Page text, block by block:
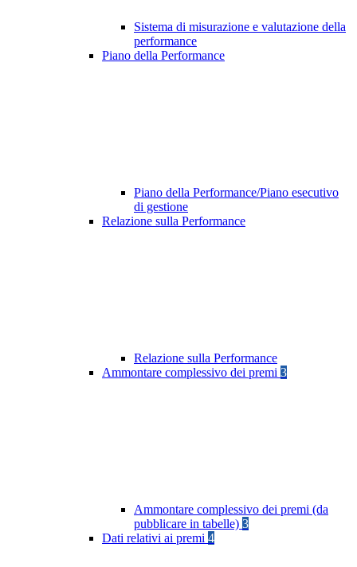
Sistema di misurazione e valutazione della
performance
Piano della Performance
Piano della Performance/Piano esecutivo
di gestione
Relazione sulla Performance
Relazione sulla Performance
Ammontare complessivo dei premi 3
Ammontare complessivo dei premi (da
pubblicare in tabelle) 3
Dati relativi ai premi 4